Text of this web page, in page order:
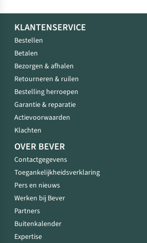
KLANTENSERVICE
Bestellen
Betalen
Bezorgen & afhalen
Retourneren & ruilen
Bestelling herroepen
Garantie & reparatie
Actievoorwaarden
Klachten
OVER BEVER
Contactgegevens
Toegankelijkheidsverklaring
Pers en nieuws
Werken bij Bever
Partners
Buitenkalender
Expertise